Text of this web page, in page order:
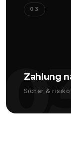
03
Zahlung
Sicher &